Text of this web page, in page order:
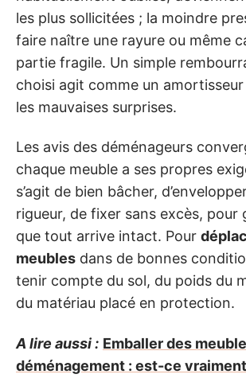
les plus sollicitées ; la moindre
faire naître une rayure ou même
partie fragile. Un simple
choisi agit comme un
les mauvaises surprises.
Les avis des déménageurs
chaque meuble a ses propres
s’agit de bien bâcher,
rigueur, de fixer sans excès, pour
que tout arrive intact. Pour
meubles dans de bonnes
tenir compte du sol, du poids du
du matériau placé en protection.
A lire aussi : Emballer des
déménagement : est-ce vraiment